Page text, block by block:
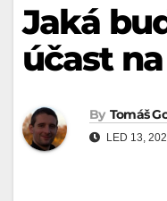
Jaká
účast
By Tomáš
LED 13,